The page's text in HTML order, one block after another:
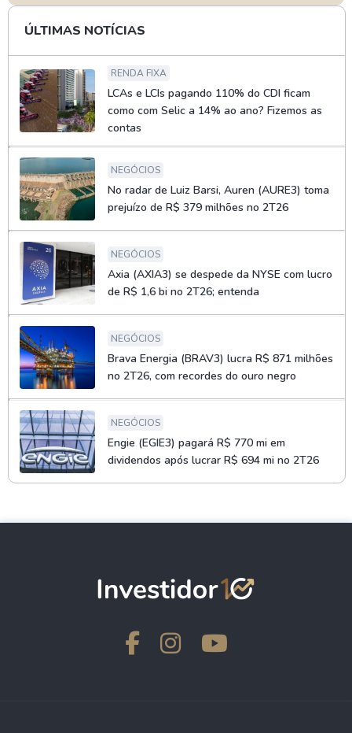
ÚLTIMAS NOTÍCIAS
RENDA FIXA
LCAs e LCIs pagando 110% do CDI ficam
como com Selic a 14% ao ano? Fizemos as
contas
NEGÓCIOS
No radar de Luiz Barsi, Auren (AURE3) toma
prejuízo de R$ 379 milhões no 2T26
NEGÓCIOS
Axia (AXIA3) se despede da NYSE com lucro
de R$ 1,6 bi no 2T26; entenda
NEGÓCIOS
Brava Energia (BRAV3) lucra R$ 871 milhões
no 2T26, com recordes do ouro negro
NEGÓCIOS
Engie (EGIE3) pagará R$ 770 mi em
dividendos após lucrar R$ 694 mi no 2T26